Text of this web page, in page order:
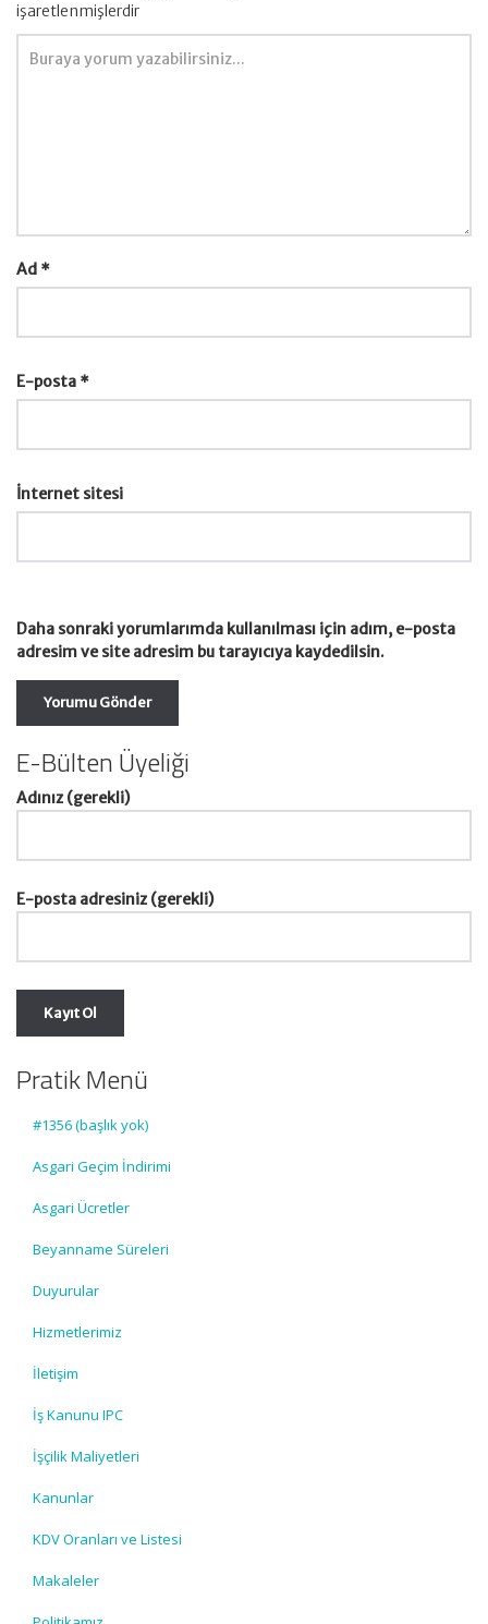
işaretlenmişlerdir
Ad *
E-posta *
İnternet sitesi
Daha sonraki yorumlarımda kullanılması için adım, e-posta
adresim ve site adresim bu tarayıcıya kaydedilsin.
E-Bülten Üyeliği
Adınız (gerekli)
E-posta adresiniz (gerekli)
Pratik Menü
#1356 (başlık yok)
Asgari Geçim İndirimi
Asgari Ücretler
Beyanname Süreleri
Duyurular
Hizmetlerimiz
İletişim
İş Kanunu IPC
İşçilik Maliyetleri
Kanunlar
KDV Oranları ve Listesi
Makaleler